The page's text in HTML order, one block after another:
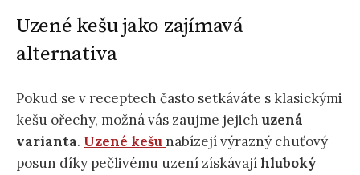
Uzené kešu jako zajímavá
alternativa
Pokud se v receptech často setkáváte s klasickými
kešu ořechy, možná vás zaujme jejichuzená
varianta. Uzené kešu nabízejí výrazný chuťový
posun díky pečlivému uzení získávají hluboký